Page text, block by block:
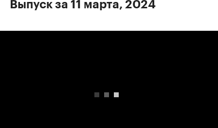
Выпуск за 11 марта, 2024